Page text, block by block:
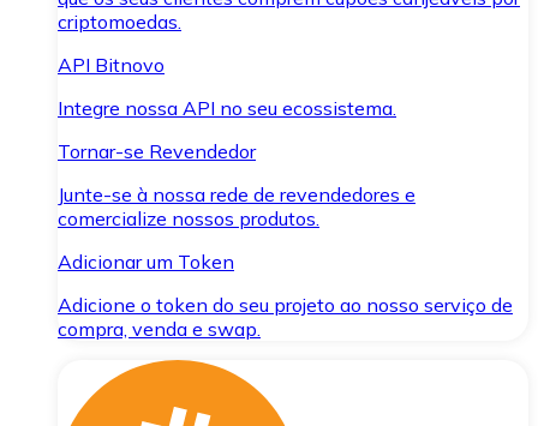
criptomoedas.
API Bitnovo
Integre nossa API no seu ecossistema.
Tornar-se Revendedor
Junte-se à nossa rede de revendedores e
comercialize nossos produtos.
Adicionar um Token
Adicione o token do seu projeto ao nosso serviço de
compra, venda e swap.